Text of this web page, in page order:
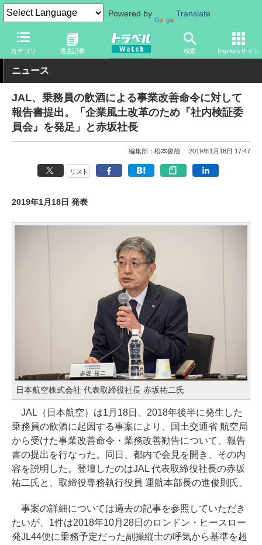
Powered by Translate
カテゴリ 過去記事 検索 Impressサイト
トラベル Watch 企業・政府・官庁 国内エアライン JAL
ニュース
JAL、乗務員の飲酒による事業改善命令に対して
報告書提出。「企業風土改革のため『社内検証委
員会』を発足」と赤坂社長
編集部：松本俊哉 2019年1月18日 17:47
リスト
2019年1月18日 発表
日本航空株式会社 代表取締役社長 赤坂祐二氏
JAL（日本航空）は1月18日、2018年後半に発生した
乗務員の飲酒に起因する事案により、国土交通省 航空局
から受けた事業改善命令・業務改善勧告について、報告
書の提出を行なった。同日、都内で会見を開き、その内
容を説明した。登壇したのはJAL 代表取締役社長の赤坂
祐二氏と、取締役専務執行役員 運航本部長の進俊則氏。
事案の詳細については過去の記事を参照していただき
たいが、1件は2018年10月28日のロンドン・ヒースロー
発JL44便に乗務予定だった副操縦士の呼気から基準を超